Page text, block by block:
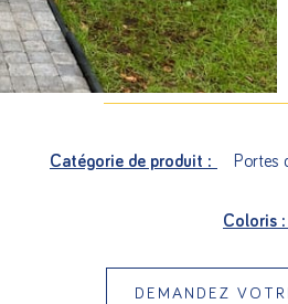
Catégorie de produit : Portes
Coloris :
DEMANDEZ